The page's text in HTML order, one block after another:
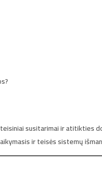
susitarimai ir atitikties
ir teisės sistemų